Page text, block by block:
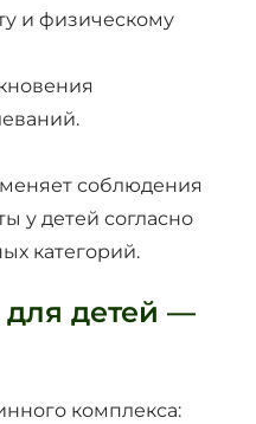
и физическому
соблюдения
у детей согласно
категорий.
детей —
комплекса: